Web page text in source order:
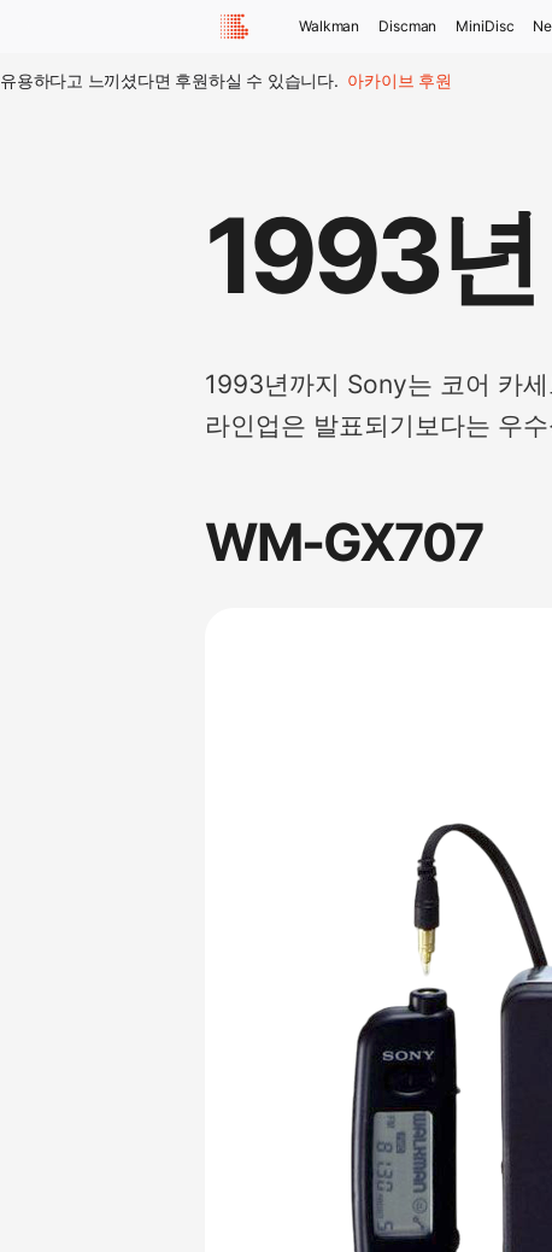
Walkman Discman MiniDisc
유용하다고 느끼셨다면 후원하실 수 있습니다. 아카이브 후원
1993
1993년까지 Sony는 코어 카
라인업은 발표되기보다는 우
WM-GX707